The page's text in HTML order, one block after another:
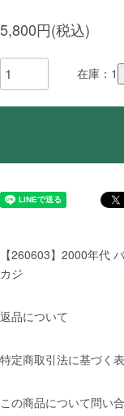
5,800円(税込)
在庫：1
【260603】2000年代
カジ
返品について
特定商取引法に基づく
この商品について問い